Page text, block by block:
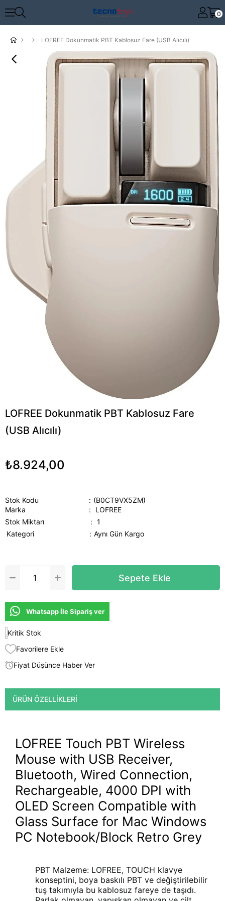
0
LOFREE Dokunmatik PBT Kablosuz Fare (USB Alıcılı)
LOFREE Dokunmatik PBT Kablosuz Fare
(USB Alıcılı)
₺8.924,00
Stok Kodu
(B0CT9VX5ZM)
Marka
:
LOFREE
Stok Miktarı
: 1
Kategori
Aynı Gün Kargo
Whatsapp İle Sipariş ver
Kritik Stok
Favorilere Ekle
Fiyat Düşünce Haber Ver
ÜRÜN ÖZELLIKLERI
LOFREE Touch PBT Wireless
Mouse with USB Receiver,
Bluetooth, Wired Connection,
Rechargeable, 4000 DPI with
OLED Screen Compatible with
Glass Surface for Mac Windows
PC Notebook/Block Retro Grey
PBT Malzeme: LOFREE, TOUCH klavye
konseptini, boya baskılı PBT ve değiştirilebilir
tuş takımıyla bu kablosuz fareye de taşıdı.